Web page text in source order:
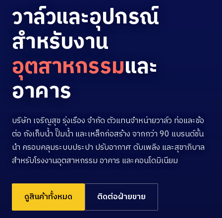
วาล์วและอุปกรณ์
สำหรับงาน
อุตสาหกรรมและ
อาคาร
บริษัท เจริญสุข รุ่งเรือง จำกัด ตัวแทนจำหน่ายวาล์ว ท่อและข้อ
ต่อ ถังเก็บน้ำ ปั๊มน้ำ และเหล็กก่อสร้าง จากกว่า 90 แบรนด์ชั้น
นำ ครอบคลุมระบบประปา ปรับอากาศ ดับเพลิง และสุขาภิบาล
สำหรับโรงงานอุตสาหกรรม อาคาร และคอนโดมิเนียม
ดูสินค้าทั้งหมด ติดต่อฝ่ายขาย